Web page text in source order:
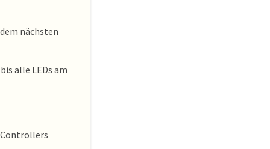
nächsten
alle LEDs am
Controllers